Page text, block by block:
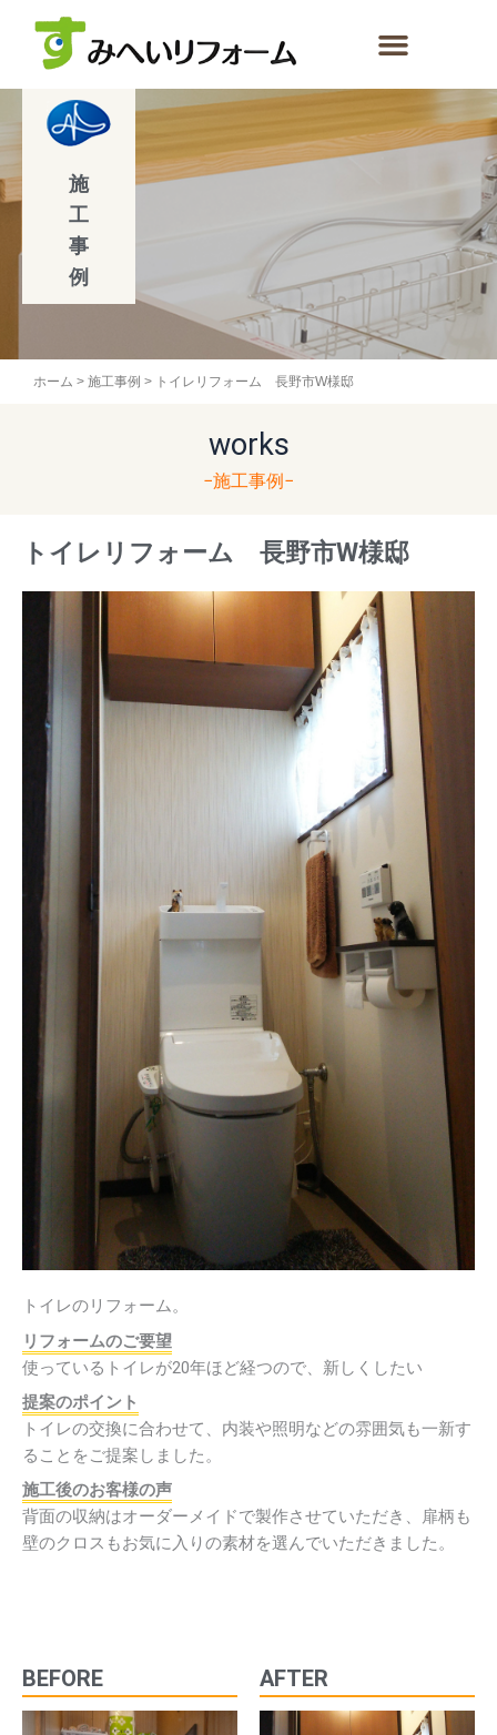
ス
ッ
施
工
事
例
ホーム > 施工事例 > トイレリフォーム 長野市W様邸
works
−施工事例−
トイレリフォーム 長野市W様邸
トイレのリフォーム。
リフォームのご要望
使っているトイレが20年ほど経つので、新しくしたい
提案のポイント
トイレの交換に合わせて、内装や照明などの雰囲気も一新す
ることをご提案しました。
施工後のお客様の声
背面の収納はオーダーメイドで製作させていただき、扉柄も
壁のクロスもお気に入りの素材を選んでいただきました。
BEFORE AFTER